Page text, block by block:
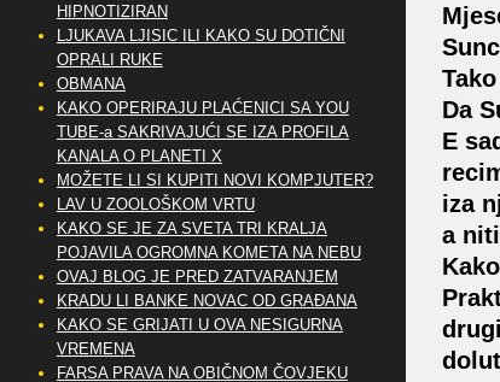
Da
E
iza
a
HIPNOTIZIRAN
LJUKAVA LJISIC ILI KAKO SU DOTIČNI
OPRALI RUKE
OBMANA
KAKO OPERIRAJU PLAĆENICI SA YOU
TUBE-a SAKRIVAJUĆI SE IZA PROFILA
KANALA O PLANETI X
MOŽETE LI SI KUPITI NOVI KOMPJUTER?
LAV U ZOOLOŠKOM VRTU
KAKO SE JE ZA SVETA TRI KRALJA
POJAVILA OGROMNA KOMETA NA NEBU
OVAJ BLOG JE PRED ZATVARANJEM
KRADU LI BANKE NOVAC OD GRAĐANA
KAKO SE GRIJATI U OVA NESIGURNA
VREMENA
FARSA PRAVA NA OBIČNOM ČOVJEKU